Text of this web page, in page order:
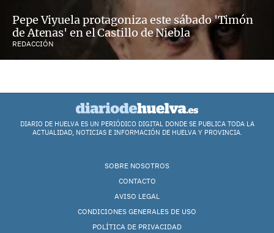
Pepe Viyuela protagoniza este sábado 'Timón
de Atenas' en el Castillo de Niebla
REDACCIÓN
DIARIO DE HUELVA ES UN PERIÓDICO DIGITAL DONDE SE PUBLICA TODA LA
ACTUALIDAD, NOTICIAS E INFORMACIÓN DE HUELVA Y PROVINCIA.
SOBRE NOSOTROS
CONTACTO
AVISO LEGAL
CONDICIONES GENERALES DE USO
POLÍTICA DE PRIVACIDAD